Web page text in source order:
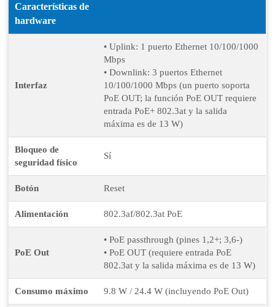
Características de
hardware
Interfaz
• Uplink: 1 puerto Ethernet 10/100/1000
Mbps
• Downlink: 3 puertos Ethernet
10/100/1000 Mbps (un puerto soporta
PoE OUT; la función PoE OUT requiere
entrada PoE+ 802.3at y la salida
máxima es de 13 W)
Bloqueo de
seguridad físico
Sí
Botón Reset
Alimentación 802.3af/802.3at PoE
PoE Out
• PoE passthrough (pines 1,2+; 3,6-)
• PoE OUT (requiere entrada PoE
802.3at y la salida máxima es de 13 W)
Consumo máximo 9.8 W / 24.4 W (incluyendo PoE Out)